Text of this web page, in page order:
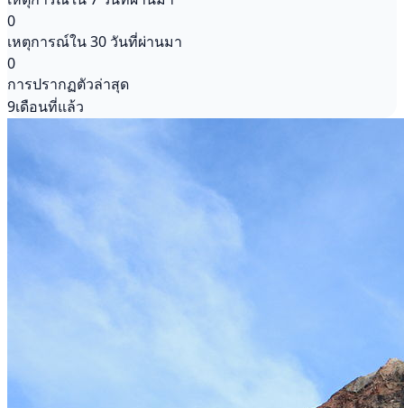
0
เหตุการณ์ใน 30 วันที่ผ่านมา
0
การปรากฏตัวล่าสุด
9เดือนที่แล้ว